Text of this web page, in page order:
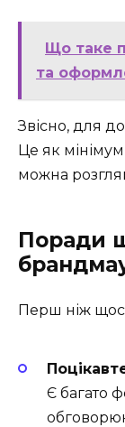
Що таке
та
Звісно, для
Це як
можна
Поради
Перш ніж
Є багато